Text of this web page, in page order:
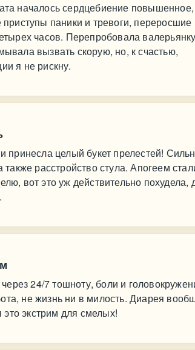
началось сердцебиение повышенное,
паники и тревоги, переросшие
часов. Перепробовала
вызвать скорую, но, к счастью,
я не рискну.
принесла целый букет прелестей!
расстройство стула. Апогеем
вот это уж действительно похудела,
24/7 тошноту, боли и
не жизнь ни в милость. Диарея
это экстрим для смелых!